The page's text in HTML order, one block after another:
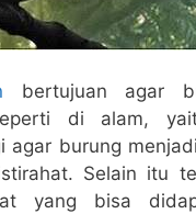
bertujuan agar
di alam,
agar burung
Selain itu
yang bisa